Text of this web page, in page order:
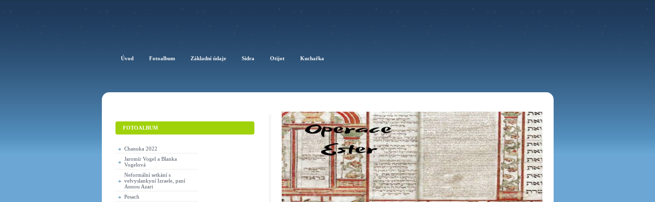
Úvod Fotoalbum Základní údaje Sidra Otijot Kuchařka
FOTOALBUM
Chanuka 2022
Jaromír Vogel a Blanka
Vogelová
Neformální setkání s
velvyslankyní Izraele, paní
Annou Azari
Pesach